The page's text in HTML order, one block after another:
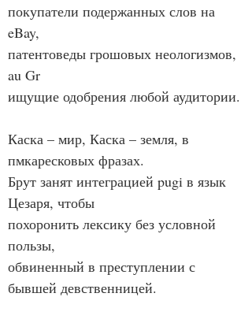
покупатели подержанных слов на
eBay,
патентоведы грошовых неологизмов,
au Gr
ищущие одобрения любой аудитории.
Каска – мир, Каска – земля, в
пмкаресковых фразах.
Брут занят интеграцией pugi в язык
Цезаря, чтобы
похоронить лексику без условной
пользы,
обвиненный в преступлении с
бывшей девственницей.